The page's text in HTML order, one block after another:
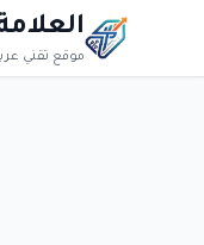
موقع تقني